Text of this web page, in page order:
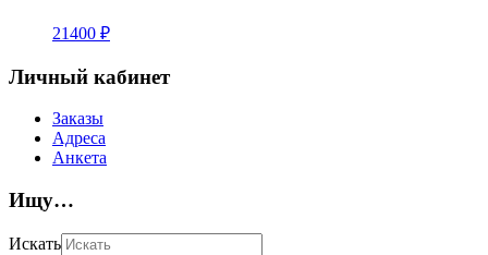
21400 ₽
Личный кабинет
Заказы
Адреса
Анкета
Ищу…
Искать